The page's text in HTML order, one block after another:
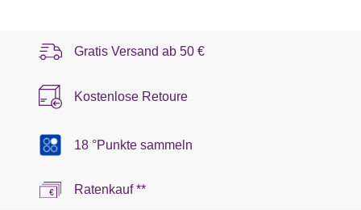
Gratis Versand ab 50 €
Kostenlose Retoure
18 °Punkte sammeln
Ratenkauf **